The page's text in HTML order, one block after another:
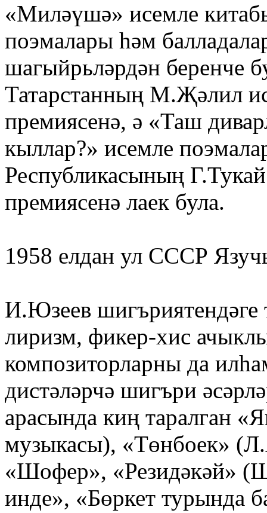
«Миләүшә» исемле
поэмалары һәм
шагыйрьләрдән беренче
Татарстанның М.Җәлил
премиясенә, ә «Таш
кыллар?» исемле
Республикасының
премиясенә лаек була.
1958 елдан ул СССР
И.Юзеев
лиризм, фикер-хис
композиторларны да
дистәләрчә шигъри
арасында киң таралган
музыкасы), «Төнбоек»
«Шофер», «Резидәкәй»
инде», «Бөркет турында